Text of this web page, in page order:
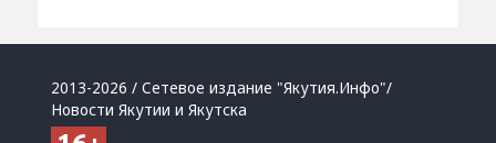
2013-2026 / Сетевое издание "Якутия.Инфо"/
Новости Якутии и Якутска